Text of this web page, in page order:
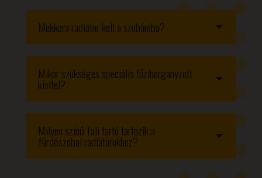
Mekkora radiátor kell a szobámba?
Mikor szükséges speciális tüzihorganyzott
kivitel?
Milyen színű fali tartó tartozik a
fürdőszobai radiátorokhoz?